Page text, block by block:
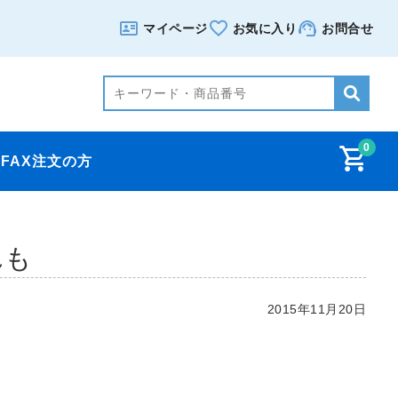
マイページ お気に入り お問合せ
0
FAX注文の方
2015年11月20日